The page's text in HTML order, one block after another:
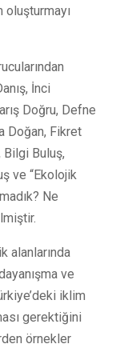
İnci
Doğru, Defne
Doğan, Fikret
Bilgi Buluş,
ve “Ekolojik
Ne
alanlarında
ve
iklim
gerektiğini
örnekler